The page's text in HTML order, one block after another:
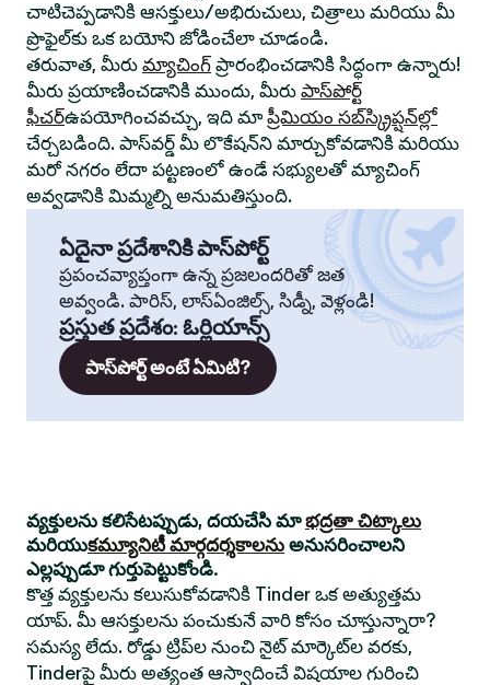
చాటిచెప్పడానికి ఆసక్తులు/అభిరుచులు, చిత్రాలు మరియు మీ
ప్రొఫైల్‌కు ఒక బయోని జోడించేలా చూడండి.
తరువాత, మీరు మ్యాచింగ్ ప్రారంభించడానికి సిద్ధంగా ఉన్నారు!
మీరు ప్రయాణించడానికి ముందు, మీరు పాస్‌పోర్ట్
ఫీచర్ఉపయోగించవచ్చు, ఇది మాప్రీమియం సబ్‌స్క్రిప్షన్‌ల్లో
చేర్చబడింది. పాస్‌వర్డ్ మీ లొకేషన్‌ని మార్చుకోవడానికి మరియు
మరో నగరం లేదా పట్టణంలో ఉండే సభ్యులతో మ్యాచింగ్
అవ్వడానికి మిమ్మల్ని అనుమతిస్తుంది.
ఏదైనా ప్రదేశానికి పాస్‌పోర్ట్
ప్రపంచవ్యాప్తంగా ఉన్న ప్రజలందరితో జత
అవ్వండి. పారిస్, లాస్‌ఏంజిల్స్, సిడ్నీ, వెళ్లండి!
ప్రస్తుత ప్రదేశం: ఓర్లియాన్స్
పాస్‌పోర్ట్ అంటే ఏమిటి?
వ్యక్తులను కలిసేటప్పుడు, దయచేసి మాభద్రతా చిట్కాలు
మరియుకమ్యూనిటీ మార్గదర్శకాలను అనుసరించాలని
ఎల్లప్పుడూ గుర్తుపెట్టుకోండి.
కొత్త వ్యక్తులను కలుసుకోవడానికి Tinder ఒక అత్యుత్తమ
యాప్. మీ ఆసక్తులను పంచుకునే వారి కోసం చూస్తున్నారా?
సమస్య లేదు. రోడ్డు ట్రిప్‌ల నుంచి నైట్ మార్కెట్‌ల వరకు,
Tinderపై మీరు అత్యంత ఆస్వాదించే విషయాల గురించి